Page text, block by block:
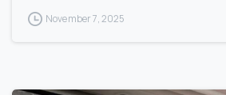
November 7, 2025